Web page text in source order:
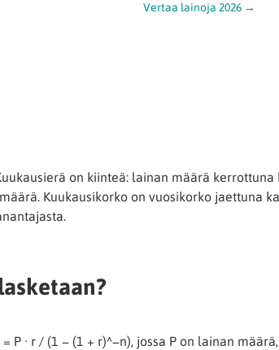
Vertaa lainoja 2026 →
on kiinteä: lainan määrä
Kuukausikorko on vuosikorko
· r / (1 − (1 + r)^−n), jossa P on lainan